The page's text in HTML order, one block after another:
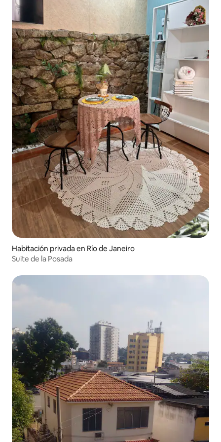
Habitación privada en Río de Janeiro
Suite de la Posada